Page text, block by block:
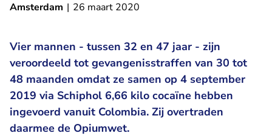
Amsterdam | 26 maart 2020
Vier mannen - tussen 32 en 47 jaar - zijn
veroordeeld tot gevangenisstraffen van 30 tot
48 maanden omdat ze samen op 4 september
2019 via Schiphol 6,66 kilo cocaïne hebben
ingevoerd vanuit Colombia. Zij overtraden
daarmee de Opiumwet.